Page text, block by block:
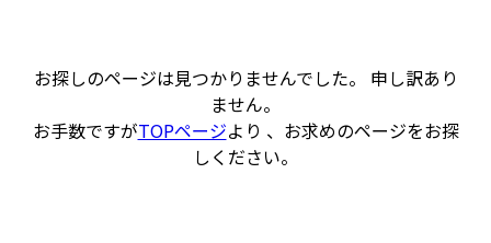
お探しのページは見つかりませんでした。 申し訳あり
ません。
お手数ですがTOPページより 、お求めのページをお探
しください。